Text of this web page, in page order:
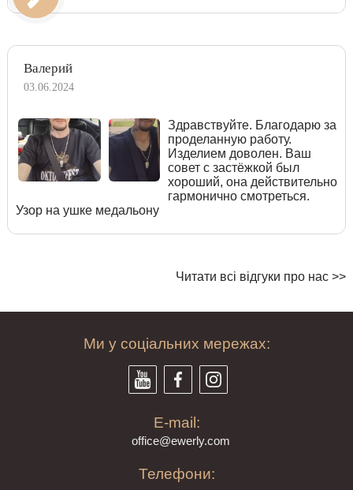
Валерий
03.06.2024
Здравствуйте. Благодарю за
проделанную работу.
Изделием доволен. Ваш
совет с застёжкой был
хороший, она действительно
гармонично смотреться.
Узор на ушке медальону
Читати всі відгуки про нас >>
Ми у соціальних мережах:
E-mail:
office@ewerly.com
Телефони: